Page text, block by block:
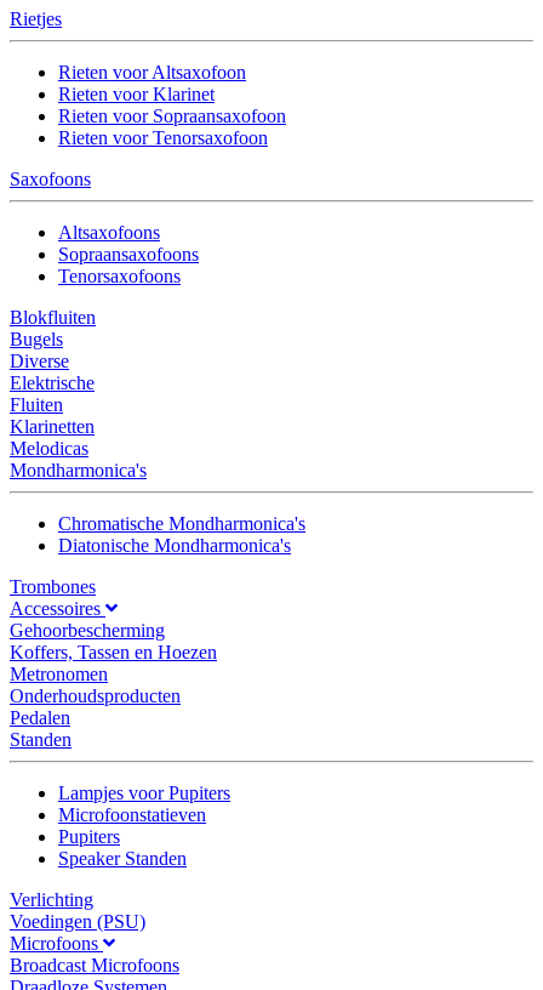
Rietjes
Rieten voor Altsaxofoon
Rieten voor Klarinet
Rieten voor Sopraansaxofoon
Rieten voor Tenorsaxofoon
Saxofoons
Altsaxofoons
Sopraansaxofoons
Tenorsaxofoons
Blokfluiten
Bugels
Diverse
Elektrische
Fluiten
Klarinetten
Melodicas
Mondharmonica's
Chromatische Mondharmonica's
Diatonische Mondharmonica's
Trombones
Accessoires
Gehoorbescherming
Koffers, Tassen en Hoezen
Metronomen
Onderhoudsproducten
Pedalen
Standen
Lampjes voor Pupiters
Microfoonstatieven
Pupiters
Speaker Standen
Verlichting
Voedingen (PSU)
Microfoons
Broadcast Microfoons